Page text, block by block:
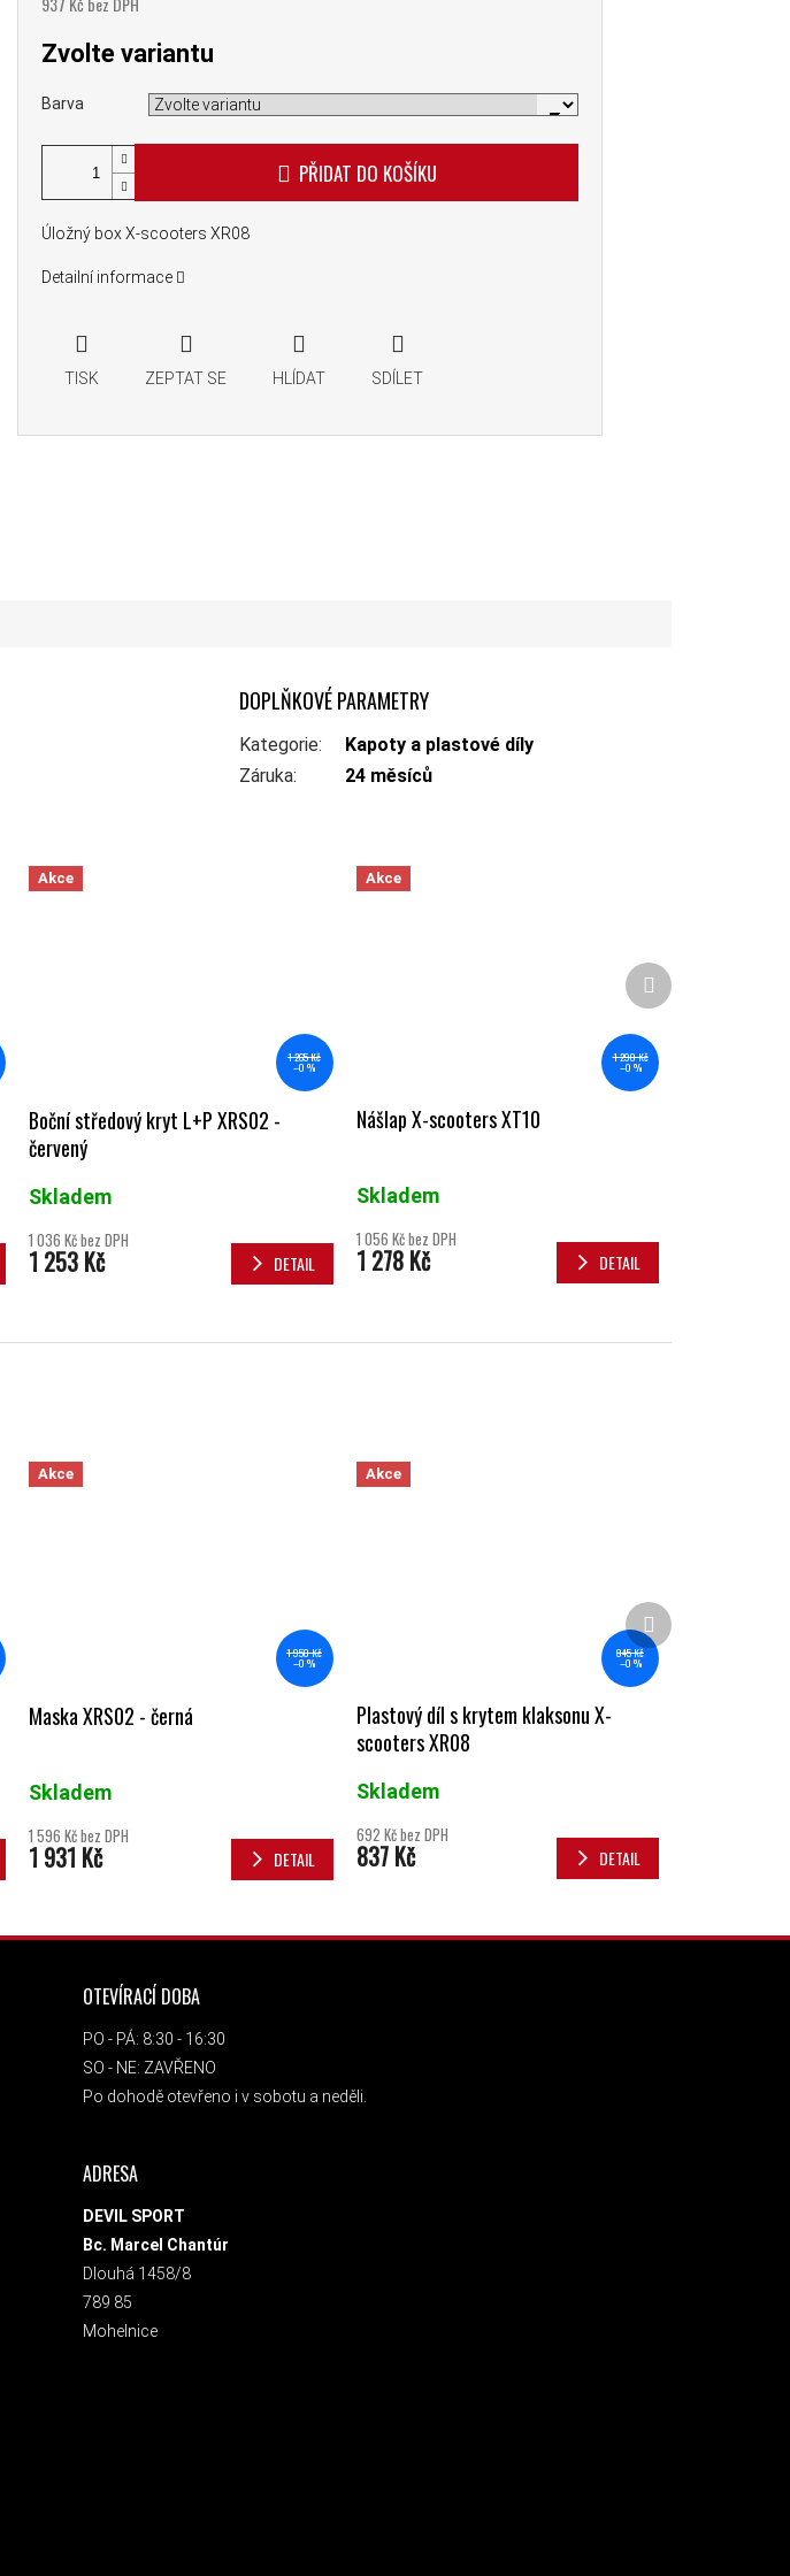
Zvolte variantu
Barva
PŘIDAT DO KOŠÍKU
Úložný box X-scooters XR08
Detailní informace
TISK ZEPTAT SE HLÍDAT SDÍLET
Akce
1 950 Kč
–0 %
Maska XRS02 - černá
Skladem
1 596 Kč bez DPH
1 931 Kč DETAIL
Akce
845 Kč
–0 %
Plastový díl s krytem klaksonu X-
scooters XR08
Skladem
692 Kč bez DPH
837 Kč DETAIL
Další produkt
DOPLŇKOVÉ PARAMETRY
Kategorie:
Kapoty a plastové díly
Záruka: 24 měsíců
Akce
1 265 Kč
–0 %
Boční středový kryt L+P XRS02 -
červený
Skladem
1 036 Kč bez DPH
1 253 Kč DETAIL
Akce
1 290 Kč
–0 %
Nášlap X-scooters XT10
Skladem
1 056 Kč bez DPH
1 278 Kč DETAIL
Další produkt
OTEVÍRACÍ DOBA
PO - PÁ: 8:30 - 16:30
SO - NE: ZAVŘENO
Po dohodě otevřeno i v sobotu a neděli.
ADRESA
DEVIL SPORT
Bc. Marcel Chantúr
Dlouhá 1458/8
789 85
Mohelnice